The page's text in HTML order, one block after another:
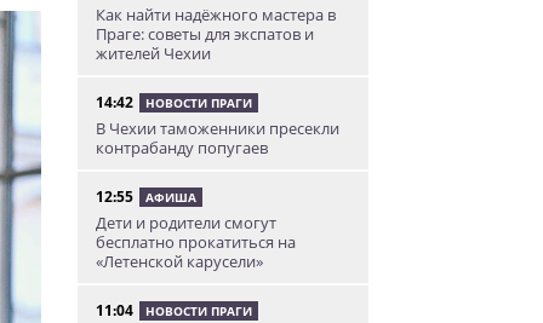
Как найти надёжного мастера в
Праге: советы для экспатов и
жителей Чехии
14:42 НОВОСТИ ПРАГИ
В Чехии таможенники пресекли
контрабанду попугаев
12:55 АФИША
Дети и родители смогут
бесплатно прокатиться на
«Летенской карусели»
11:04 НОВОСТИ ПРАГИ